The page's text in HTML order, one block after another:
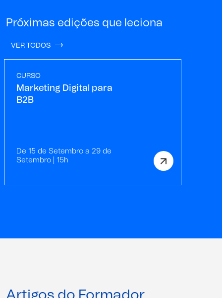
Próximas edições que leciona
VER TODOS
CURSO
Marketing Digital para
B2B
De 15 de Setembro a 29 de
Setembro | 15h